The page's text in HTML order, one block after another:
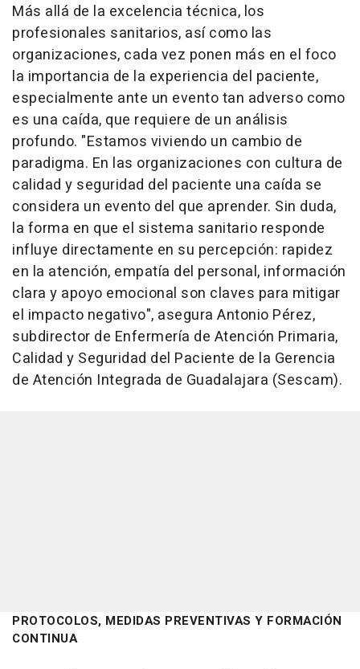
Más allá de la excelencia técnica, los
profesionales sanitarios, así como las
organizaciones, cada vez ponen más en el foco
la importancia de la experiencia del paciente,
especialmente ante un evento tan adverso como
es una caída, que requiere de un análisis
profundo. "Estamos viviendo un cambio de
paradigma. En las organizaciones con cultura de
calidad y seguridad del paciente una caída se
considera un evento del que aprender. Sin duda,
la forma en que el sistema sanitario responde
influye directamente en su percepción: rapidez
en la atención, empatía del personal, información
clara y apoyo emocional son claves para mitigar
el impacto negativo", asegura Antonio Pérez,
subdirector de Enfermería de Atención Primaria,
Calidad y Seguridad del Paciente de la Gerencia
de Atención Integrada de Guadalajara (Sescam).
PROTOCOLOS, MEDIDAS PREVENTIVAS Y FORMACIÓN
CONTINUA